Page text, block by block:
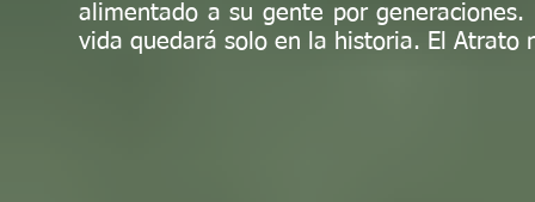
alimentado a su gente por
vida quedará solo en la historia. El Atrato